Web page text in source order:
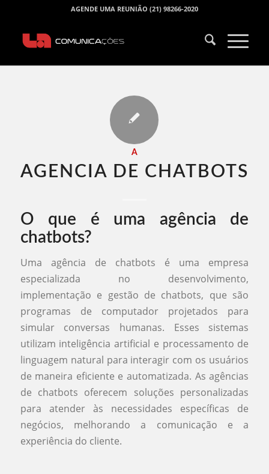
AGENDE UMA REUNIÃO (21) 98266-2020
A
AGENCIA DE CHATBOTS​
O que é uma agência de
chatbots?
Uma agência de chatbots é uma empresa
especializada no desenvolvimento,
implementação e gestão de chatbots, que são
programas de computador projetados para
simular conversas humanas. Esses sistemas
utilizam inteligência artificial e processamento de
linguagem natural para interagir com os usuários
de maneira eficiente e automatizada. As agências
de chatbots oferecem soluções personalizadas
para atender às necessidades específicas de
negócios, melhorando a comunicação e a
experiência do cliente.